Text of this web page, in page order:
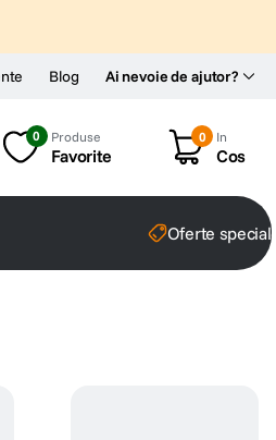
Ai nevoie de ajutor?
Blog
0 Produse
Favorite
0 In
Cos
Oferte